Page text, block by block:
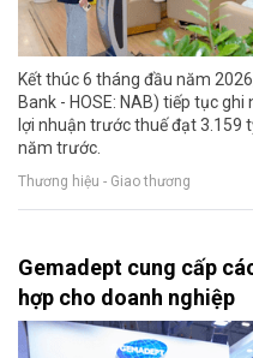
Kết thúc 6 tháng đầu năm
Bank - HOSE: NAB) tiếp tục
lợi nhuận trước thuế đạt 3.159
năm trước.
Thương hiệu - Giao thương
Gemadept cung cấp
hợp cho doanh nghiệp